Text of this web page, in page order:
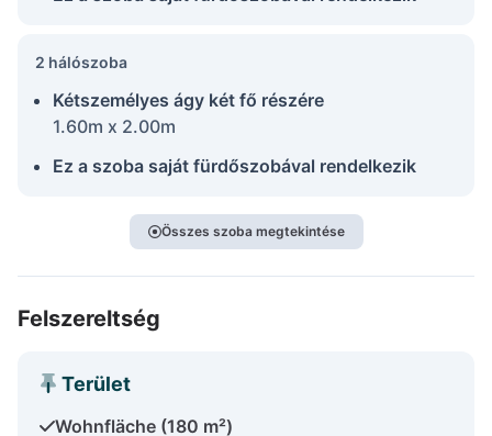
2 hálószoba
Kétszemélyes ágy két fő részére
1.60m x 2.00m
Ez a szoba saját fürdőszobával rendelkezik
Összes szoba megtekintése
Felszereltség
Terület
Wohnfläche (180 m²)